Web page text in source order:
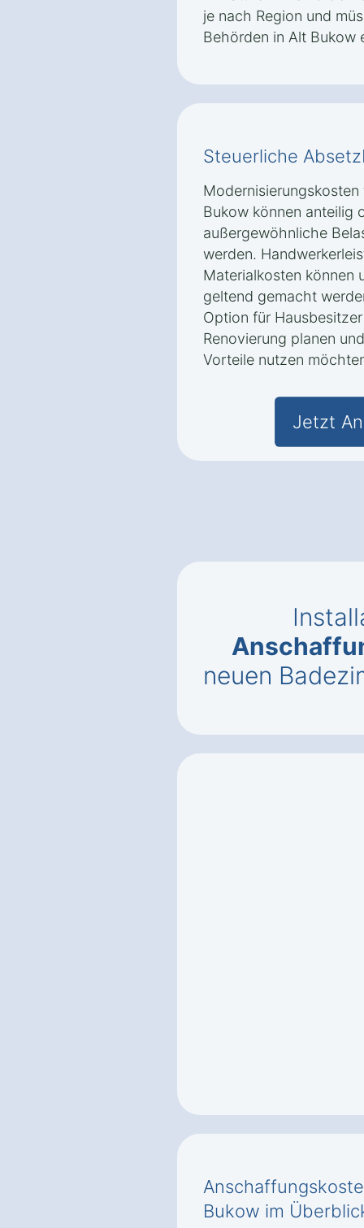
je nach Region und
Behörden in Alt Bukow
Steuerliche
Bukow können anteilig
außergewöhnliche
werden.
Materialkosten können
geltend gemacht
Option für
Renovierung planen
Vorteile nutzen
Jetzt
neuen
Bukow im